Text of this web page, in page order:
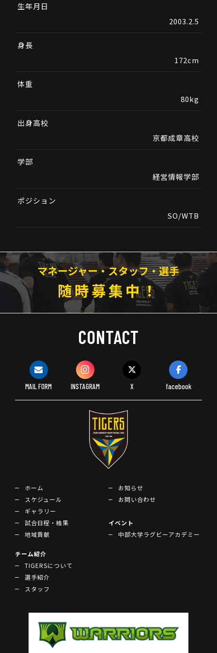
生年月日
2003.2.5
身長
172cm
体重
80kg
出身高校
京都成章高校
学部
経営情報学部
ポジション
SO/WTB
マネージャー・スタッフ・選手
随時募集中！
CONTACT
MAIL FORM INSTAGRAM X facebook
ホーム
スケジュール
ギャラリー
試合日程・結果
地域貢献
お知らせ
お問い合わせ
イベント
中部大学ラグビーアカデミー
チーム紹介
TIGERSについて
選手紹介
スタッフ